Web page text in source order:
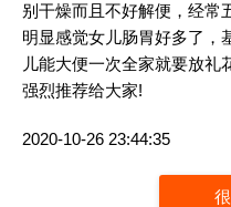
别干燥而且不好解便，经常
明显感觉女儿肠胃好多了，
儿能大便一次全家就要放礼
强烈推荐给大家!
2020-10-26 23:44:35